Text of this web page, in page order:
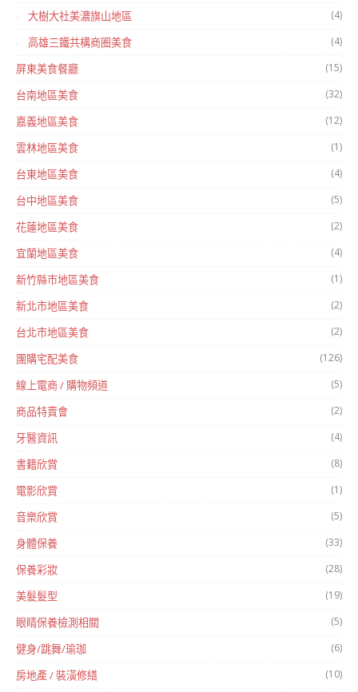
大樹大社美濃旗山地區 (4)
高雄三鐵共構商圈美食 (4)
屏東美食餐廳 (15)
台南地區美食 (32)
嘉義地區美食 (12)
雲林地區美食 (1)
台東地區美食 (4)
台中地區美食 (5)
花蓮地區美食 (2)
宜蘭地區美食 (4)
新竹縣市地區美食 (1)
新北市地區美食 (2)
台北市地區美食 (2)
團購宅配美食 (126)
線上電商 / 購物頻道 (5)
商品特賣會 (2)
牙醫資訊 (4)
書籍欣賞 (8)
電影欣賞 (1)
音樂欣賞 (5)
身體保養 (33)
保養彩妝 (28)
美髮髮型 (19)
眼睛保養檢測相關 (5)
健身/跳舞/瑜珈 (6)
房地產 / 裝潢修繕 (10)